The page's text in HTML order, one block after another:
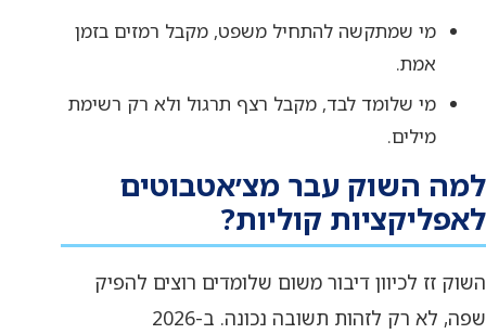
מי שמתקשה להתחיל משפט, מקבל רמזים בזמן
אמת.
מי שלומד לבד, מקבל רצף תרגול ולא רק רשימת
מילים.
למה השוק עבר מצ׳אטבוטים
לאפליקציות קוליות?
השוק זז לכיוון דיבור משום שלומדים רוצים להפיק
שפה, לא רק לזהות תשובה נכונה. ב-2026